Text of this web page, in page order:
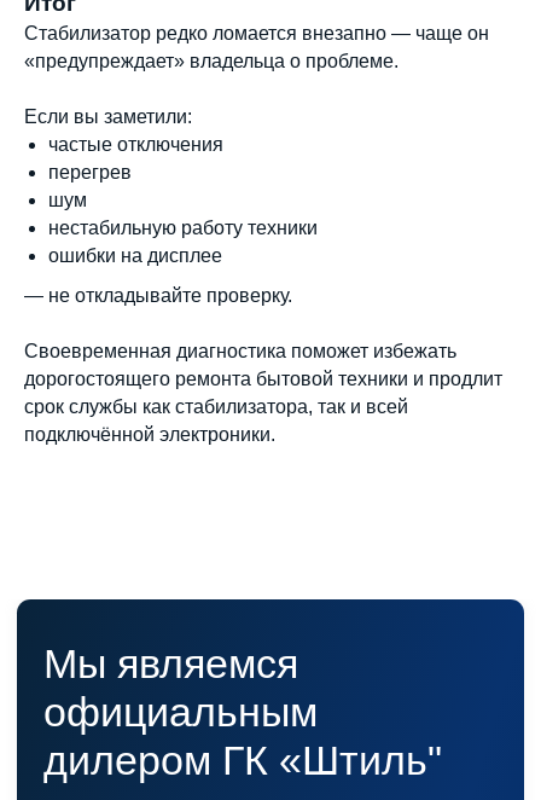
Стабилизатор редко ломается внезапно — чаще он
«предупреждает» владельца о проблеме.
Если вы заметили:
частые отключения
перегрев
шум
нестабильную работу техники
ошибки на дисплее
— не откладывайте проверку.
Своевременная диагностика поможет избежать
дорогостоящего ремонта бытовой техники и продлит
срок службы как стабилизатора, так и всей
подключённой электроники.
Каталог
Однофазные стабилизаторы
Трехфазные стабилизаторы
Стабилизаторы три фазы в одну
Стабилизаторы для котлов Серия Термо
(Т)
Стабилизаторы инверторные ИнСтаб
Стабилизаторы серии R
Покупателям
О компании
Доставка